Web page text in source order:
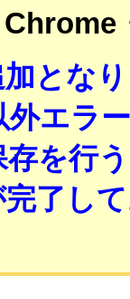
とな
外エラ
を行
了し